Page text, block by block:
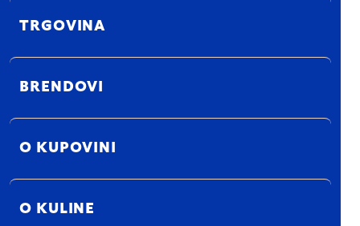
TRGOVINA
BRENDOVI
O KUPOVINI
O KULINE